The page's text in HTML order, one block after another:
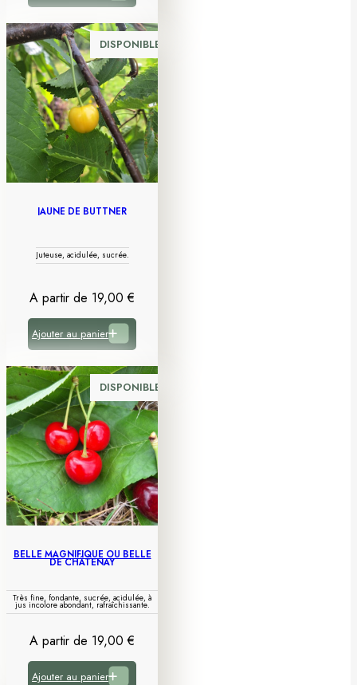
DISPONIBLE
JAUNE DE BUTTNER
Juteuse, acidulée, sucrée.
A partir de 19,00€
Ajouter au panier
DISPONIBLE
BELLE MAGNIFIQUE OU BELLE
DE CHÂTENAY
Très fine, fondante, sucrée, acidulée, à
jus incolore abondant, rafraîchissante.
A partir de 19,00€
Ajouter au panier